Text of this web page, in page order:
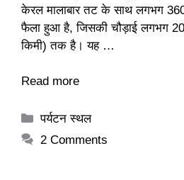
केरल मालाबार तट के साथ लगभग
फैला हुआ है, जिसकी चौड़ाई लगभग
किमी) तक है। यह …
Read more
Categories
पर्यटन स्थल
2 Comments